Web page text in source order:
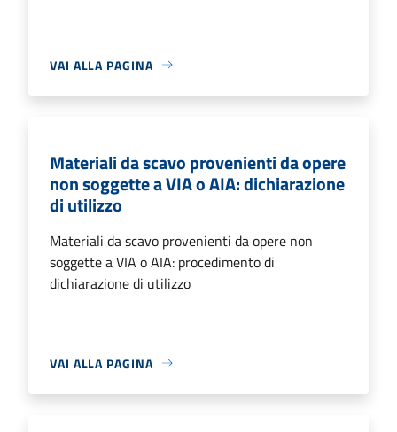
VAI ALLA PAGINA
Materiali da scavo provenienti da opere
non soggette a VIA o AIA: dichiarazione
di utilizzo
Materiali da scavo provenienti da opere non
soggette a VIA o AIA: procedimento di
dichiarazione di utilizzo
VAI ALLA PAGINA